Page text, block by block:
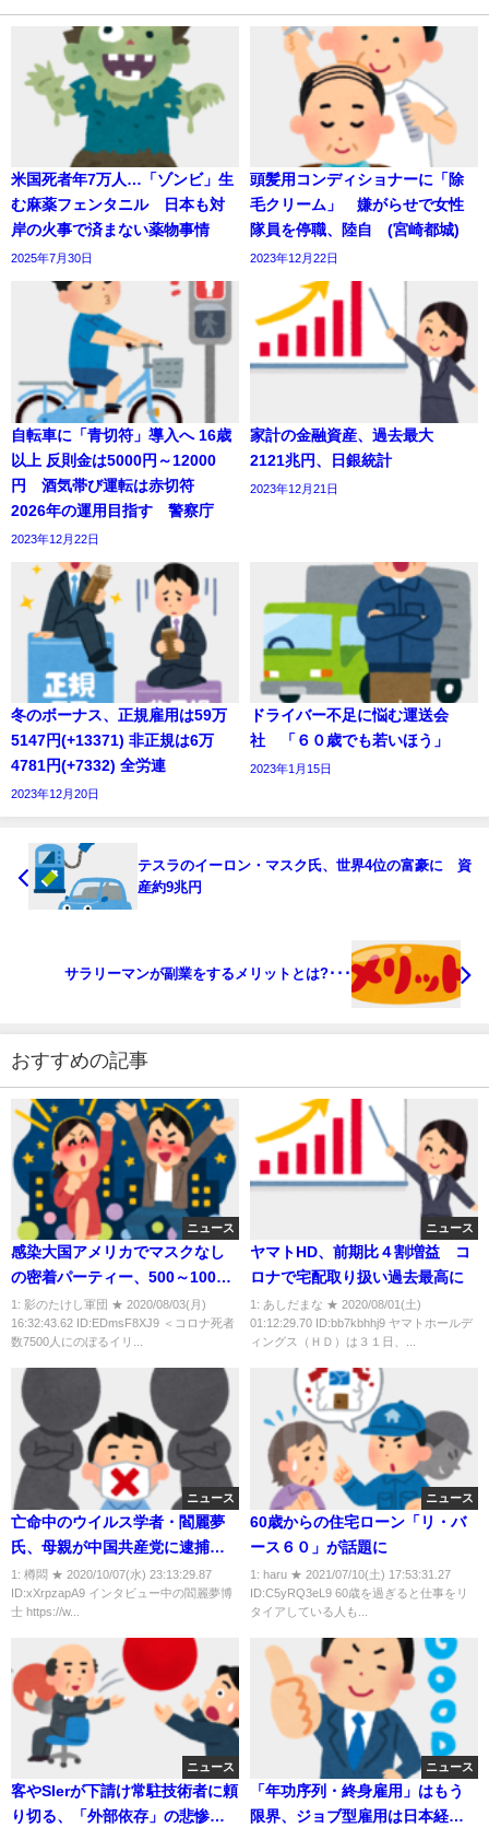
米国死者年7万人…「ゾンビ」生
む麻薬フェンタニル 日本も対
岸の火事で済まない薬物事情
2025年7月30日
頭髪用コンディショナーに「除
毛クリーム」 嫌がらせで女性
隊員を停職、陸自 (宮崎都城)
2023年12月22日
自転車に「青切符」導入へ 16歳
以上 反則金は5000円～12000
円 酒気帯び運転は赤切符
2026年の運用目指す 警察庁
2023年12月22日
家計の金融資産、過去最大
2121兆円、日銀統計
2023年12月21日
冬のボーナス、正規雇用は59万
5147円(+13371) 非正規は6万
4781円(+7332) 全労連
2023年12月20日
ドライバー不足に悩む運送会
社 「６０歳でも若いほう」
2023年1月15日
テスラのイーロン・マスク氏、世界4位の富豪に 資
産約9兆円
サラリーマンが副業をするメリットとは?･･･
おすすめの記事
ニュース
感染大国アメリカでマスクなし
の密着パーティー、500～1000
人が参加、お祭り騒ぎ・・・警
察も手出しできず
1: 影のたけし軍団 ★ 2020/08/03(月)
16:32:43.62 ID:EDmsF8XJ9 ＜コロナ死者
数7500人にのぼるイリ...
ニュース
ヤマトHD、前期比４割増益 コ
ロナで宅配取り扱い過去最高に
1: あしだまな ★ 2020/08/01(土)
01:12:29.70 ID:bb7kbhhj9 ヤマトホールデ
ィングス（ＨＤ）は３１日、...
ニュース
亡命中のウイルス学者・閻麗夢
氏、母親が中国共産党に逮捕さ
れる 「中共は中国人を誰でも
理由なく逮捕して殺すことがで
きる」
1: 樽悶 ★ 2020/10/07(水) 23:13:29.87
ID:xXrpzapA9 インタビュー中の閻麗夢博
士 https://w...
ニュース
60歳からの住宅ローン「リ・バ
ース６０」が話題に
1: haru ★ 2021/07/10(土) 17:53:31.27
ID:C5yRQ3eL9 60歳を過ぎると仕事をリ
タイアしている人も...
ニュース
客やSIerが下請け常駐技術者に頼
り切る、「外部依存」の悲惨な
ニュース
「年功序列・終身雇用」はもう
限界、ジョブ型雇用は日本経済